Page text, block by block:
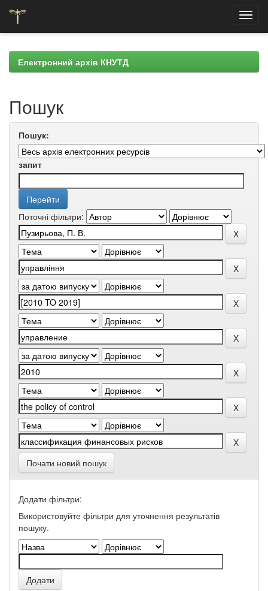
navigationЕлектронний архів КНУТД
Пошук
Пошук:
запит
Поточні фільтри:
Почати новий пошук
Додати фільтри:
Використовуйте фільтри для уточнення результатів
пошуку.